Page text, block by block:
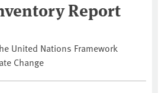
Report
United Nations Framework
Change